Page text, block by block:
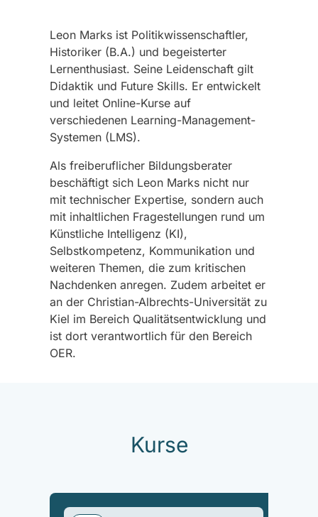
Leon Marks ist Politikwissenschaftler,
Historiker (B.A.) und begeisterter
Lernenthusiast. Seine Leidenschaft gilt
Didaktik und Future Skills. Er entwickelt
und leitet Online-Kurse auf
verschiedenen Learning-Management-
Systemen (LMS).
Als freiberuflicher Bildungsberater
beschäftigt sich Leon Marks nicht nur
mit technischer Expertise, sondern auch
mit inhaltlichen Fragestellungen rund um
Künstliche Intelligenz (KI),
Selbstkompetenz, Kommunikation und
weiteren Themen, die zum kritischen
Nachdenken anregen. Zudem arbeitet er
an der Christian-Albrechts-Universität zu
Kiel im Bereich Qualitätsentwicklung und
ist dort verantwortlich für den Bereich
OER.
Kurse